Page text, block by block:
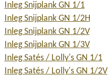
Inleg Snijplank GN 1/1
Inleg Snijplank GN 1/2H
Inleg Snijplank GN 1/2V
Inleg Snijplank GN 1/3V
Inleg Satés / Lolly's GN 1/1
Inleg Satés / Lolly's GN 1/2V